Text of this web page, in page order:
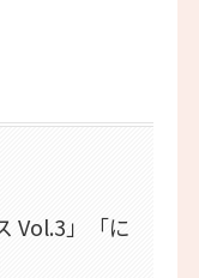
Vol.3」「に